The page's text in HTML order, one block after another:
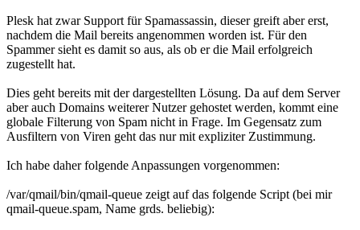
Plesk hat zwar Support für Spamassassin, dieser greift aber erst,
nachdem die Mail bereits angenommen worden ist. Für den
Spammer sieht es damit so aus, als ob er die Mail erfolgreich
zugestellt hat.
Dies geht bereits mit der dargestellten Lösung. Da auf dem Server
aber auch Domains weiterer Nutzer gehostet werden, kommt eine
globale Filterung von Spam nicht in Frage. Im Gegensatz zum
Ausfiltern von Viren geht das nur mit expliziter Zustimmung.
Ich habe daher folgende Anpassungen vorgenommen:
/var/qmail/bin/qmail-queue zeigt auf das folgende Script (bei mir
qmail-queue.spam, Name grds. beliebig):